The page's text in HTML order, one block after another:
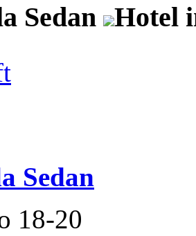
Sedan Hotel
Sedan
18-20